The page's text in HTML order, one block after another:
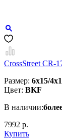
CrossStreet CR-
Размер: 6x15/
Цвет: BKF
В наличии:
7992 р.
Купить